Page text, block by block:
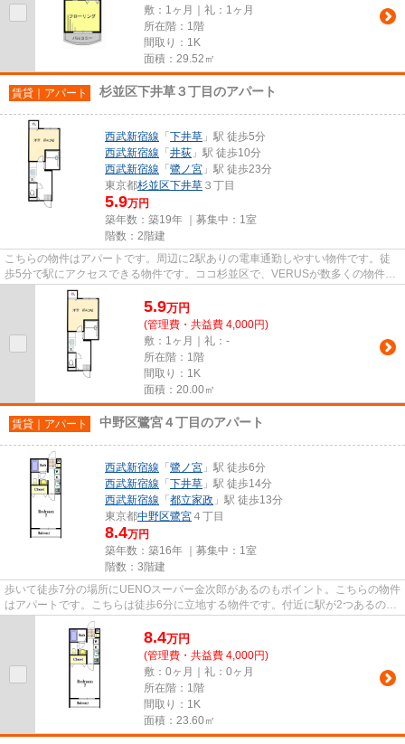
敷：1ヶ月｜礼：1ヶ月
所在階：1階
間取り：1K
面積：29.52㎡
賃貸｜アパート 杉並区下井草３丁目のアパート
西武新宿線 「 下井草 」駅 徒歩5分
西武新宿線 「 井荻 」駅 徒歩10分
西武新宿線 「 鷺ノ宮 」駅 徒歩23分
東京都杉並区下井草 ３丁目
5.9万円
築年数：築19年 ｜募集中： 1室
階数：2階建
こちらの物件はアパートです。周辺に2駅ありの電車通勤しやすい物件です。徒
歩5分で駅にアクセスできる物件です。ココ杉並区で、VERUSが数多くの物件と
情報を提供中。ikebukuro@verus-...
5.9万円
(管理費・共益費 4,000円)
敷：1ヶ月｜礼：-
所在階：1階
間取り：1K
面積：20.00㎡
賃貸｜アパート 中野区鷺宮４丁目のアパート
西武新宿線 「 鷺ノ宮 」駅 徒歩6分
西武新宿線 「 下井草 」駅 徒歩14分
西武新宿線 「 都立家政 」駅 徒歩13分
東京都中野区鷺宮 ４丁目
8.4万円
築年数：築16年 ｜募集中： 1室
階数：3階建
歩いて徒歩7分の場所にUENOスーパー金次郎があるのもポイント。こちらの物件
はアパートです。こちらは徒歩6分に立地する物件です。付近に駅が2つあるの
で、経路を用途や行き先によって...
8.4万円
(管理費・共益費 4,000円)
敷：0ヶ月｜礼：0ヶ月
所在階：1階
間取り：1K
面積：23.60㎡